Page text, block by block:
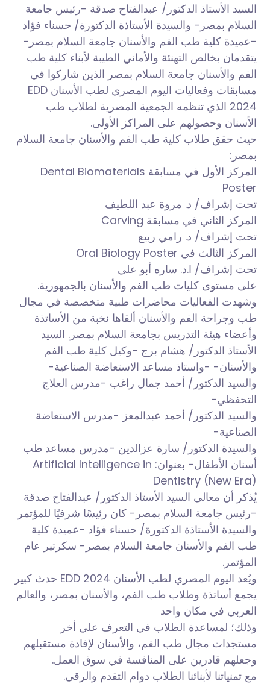
السيد الأستاذ الدكتور/ عبدالفتاح صدقة -رئيس جامعة
السلام بمصر- والسيدة الأستاذة الدكتورة/ حسناء فؤاد
-عميدة كلية طب الفم والأسنان جامعة السلام بمصر-
يتقدمان بخالص التهنئة والأماني الطيبة لأبناء كلية طب
الفم والأسنان جامعة السلام بمصر الذين شاركوا في
مسابقات وفعاليات اليوم المصري لطب الأسنان EDD
2024 الذي تنظمه الجمعية المصرية لطلاب طب
الأسنان وحصولهم على المراكز الأولى.
حيث حقق طلاب كلية طب الفم والأسنان جامعة السلام
بمصر:
المركز الأول في مسابقة Dental Biomaterials
Poster
تحت إشراف/ د. مروة عبد اللطيف
المركز الثاني في مسابقة Carving
تحت إشراف/ د. رامي ربيع
المركز الثالث في Oral Biology Poster
تحت إشراف/ ا.د. ساره أبو علي
على مستوى كليات طب الفم والأسنان بالجمهورية.
وشهدت الفعاليات محاضرات طبية متخصصة في مجال
طب وجراحة الفم والأسنان ألقاها نخبة من الأساتذة
وأعضاء هيئة التدريس بجامعة السلام بمصر. السيد
الأستاذ الدكتور/ هشام برج -وكيل كلية طب الفم
والأسنان- -واستاذ مساعد الاستعاضة الصناعية-
والسيد الدكتور/ أحمد جمال راغب -مدرس العلاج
التحفظي-
والسيد الدكتور/ أحمد عبدالمعز -مدرس الاستعاضة
الصناعية-
والسيدة الدكتور/ سارة عزالدين -مدرس مساعد طب
أسنان الأطفال- بعنوان: Artificial Intelligence in
Dentistry (New Era)
يُذكر أن معالي السيد الأستاذ الدكتور/ عبدالفتاح صدقة
-رئيس جامعة السلام بمصر- كان رئيسًا شرفيًا للمؤتمر
والسيدة الأستاذة الدكتورة/ حسناء فؤاد -عميدة كلية
طب الفم والأسنان جامعة السلام بمصر- سكرتير عام
المؤتمر.
ويُعد اليوم المصري لطب الأسنان EDD 2024 حدث كبير
يجمع أساتذة وطلاب طب الفم، والأسنان بمصر، والعالم
العربي في مكان واحد
وذلك؛ لمساعدة الطلاب في التعرف علي أخر
مستجدات مجال طب الفم، والأسنان لإفادة مستقبلهم
وجعلهم قادرين على المنافسة في سوق العمل.
مع تمنياتنا لأبنائنا الطلاب دوام التقدم والرقي.